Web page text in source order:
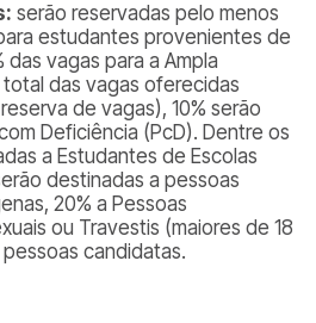
serão reservadas pelo menos
estudantes provenientes de
das vagas para a Ampla
das vagas oferecidas
de vagas), 10% serão
Deficiência (PcD). Dentre os
a Estudantes de Escolas
destinadas a pessoas
20% a Pessoas
ou Travestis (maiores de 18
candidatas.